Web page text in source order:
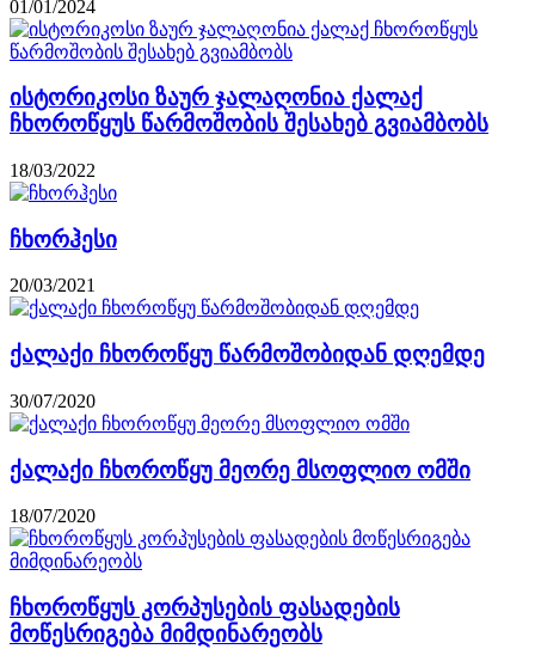
01/01/2024
ისტორიკოსი ზაურ ჯალაღონია ქალაქ
ჩხოროწყუს წარმოშობის შესახებ გვიამბობს
18/03/2022
ჩხორჰესი
20/03/2021
ქალაქი ჩხოროწყუ წარმოშობიდან დღემდე
30/07/2020
ქალაქი ჩხოროწყუ მეორე მსოფლიო ომში
18/07/2020
ჩხოროწყუს კორპუსების ფასადების
მოწესრიგება მიმდინარეობს